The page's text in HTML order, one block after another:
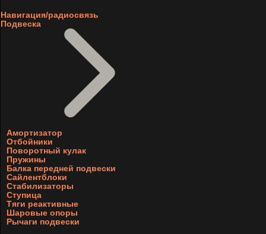
Навигация/радиосвязь
Подвеска
Амортизатор
Отбойники
Поворотный кулак
Пружины
Балка передней подвески
Сайлентблоки
Стабилизаторы
Ступица
Тяги реактивные
Шаровые опоры
Рычаги подвески